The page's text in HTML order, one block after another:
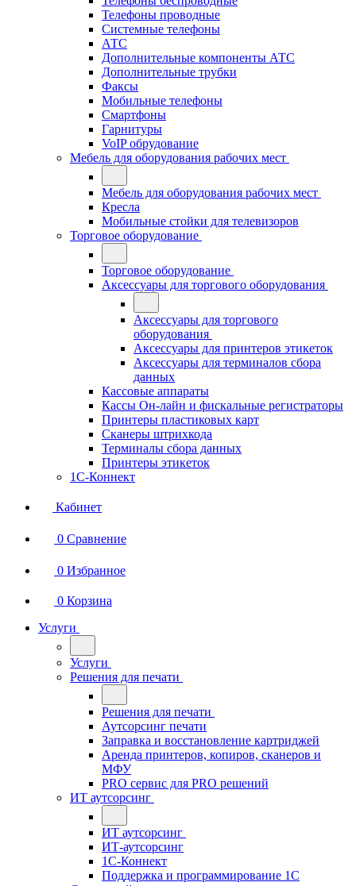
Телефоны проводные
Системные телефоны
АТС
Дополнительные компоненты АТС
Дополнительные трубки
Факсы
Мобильные телефоны
Смартфоны
Гарнитуры
VoIP обрудование
Мебель для оборудования рабочих мест
Мебель для оборудования рабочих мест
Кресла
Мобильные стойки для телевизоров
Торговое оборудование
Торговое оборудование
Аксессуары для торгового оборудования
Аксессуары для торгового
оборудования
Аксессуары для принтеров этикеток
Аксессуары для терминалов сбора
данных
Кассовые аппараты
Кассы Он-лайн и фискальные регистраторы
Принтеры пластиковых карт
Сканеры штрихкода
Терминалы сбора данных
Принтеры этикеток
1С-Коннект
Кабинет
0 Сравнение
0 Избранное
0 Корзина
Услуги
Услуги
Решения для печати
Решения для печати
Аутсорсинг печати
Заправка и восстановление картриджей
Аренда принтеров, копиров, сканеров и
МФУ
PRO сервис для PRO решений
ИТ аутсорсинг
ИТ аутсорсинг
ИТ-аутсорсинг
1С-Коннект
Поддержка и программирование 1С